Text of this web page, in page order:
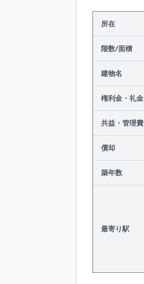
所在
階数/面積
建物名
権利金・礼金
共益・管理費
償却
築年数
最寄り駅